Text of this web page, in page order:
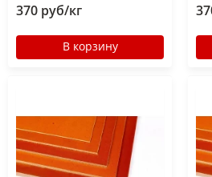
370 руб/кг
В корзину